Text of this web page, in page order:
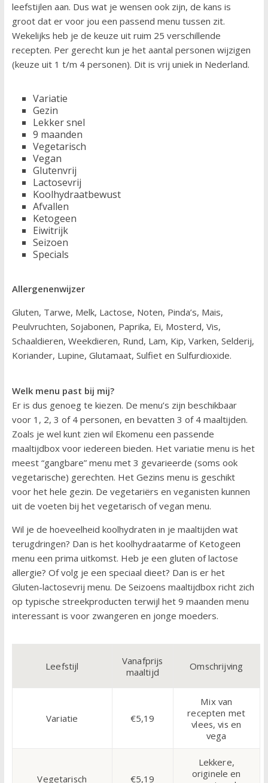
leefstijlen aan. Dus wat je wensen ook zijn, de kans is
groot dat er voor jou een passend menu tussen zit.
Wekelijks heb je de keuze uit ruim 25 verschillende
recepten. Per gerecht kun je het aantal personen wijzigen
(keuze uit 1 t/m 4 personen). Dit is vrij uniek in Nederland.
Variatie
Gezin
Lekker snel
9 maanden
Vegetarisch
Vegan
Glutenvrij
Lactosevrij
Koolhydraatbewust
Afvallen
Ketogeen
Eiwitrijk
Seizoen
Specials
Allergenenwijzer
Gluten, Tarwe, Melk, Lactose, Noten, Pinda’s, Mais,
Peulvruchten, Sojabonen, Paprika, Ei, Mosterd, Vis,
Schaaldieren, Weekdieren, Rund, Lam, Kip, Varken, Selderij,
Koriander, Lupine, Glutamaat, Sulfiet en Sulfurdioxide.
Welk menu past bij mij?
Er is dus genoeg te kiezen. De menu’s zijn beschikbaar
voor 1, 2, 3 of 4 personen, en bevatten 3 of 4 maaltijden.
Zoals je wel kunt zien wil Ekomenu een passende
maaltijdbox voor iedereen bieden. Het variatie menu is het
meest “gangbare” menu met 3 gevarieerde (soms ook
vegetarische) gerechten. Het Gezins menu is geschikt
voor het hele gezin. De vegetariërs en veganisten kunnen
uit de voeten bij het vegetarisch of vegan menu.
Wil je de hoeveelheid koolhydraten in je maaltijden wat
terugdringen? Dan is het koolhydraatarme of Ketogeen
menu een prima uitkomst. Heb je een gluten of lactose
allergie? Of volg je een speciaal dieet? Dan is er het
Gluten-lactosevrij menu. De Seizoens maaltijdbox richt zich
op typische streekproducten terwijl het 9 maanden menu
interessant is voor zwangeren en jonge moeders.
Leefstijl
Vanafprijs
maaltijd
Omschrijving
Variatie €5,19
Mix van
recepten met
vlees, vis en
vega
Vegetarisch €5,19
Lekkere,
originele en